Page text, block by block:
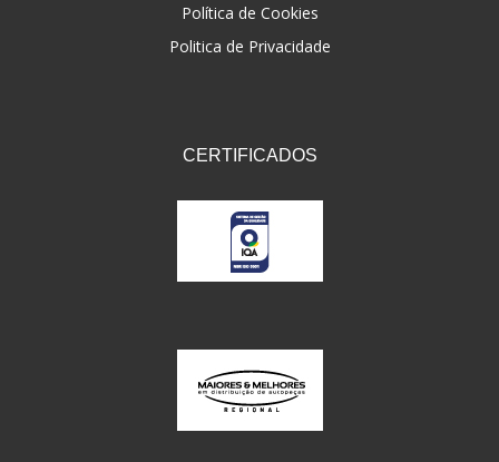
Política de Cookies
Politica de Privacidade
CERTIFICADOS